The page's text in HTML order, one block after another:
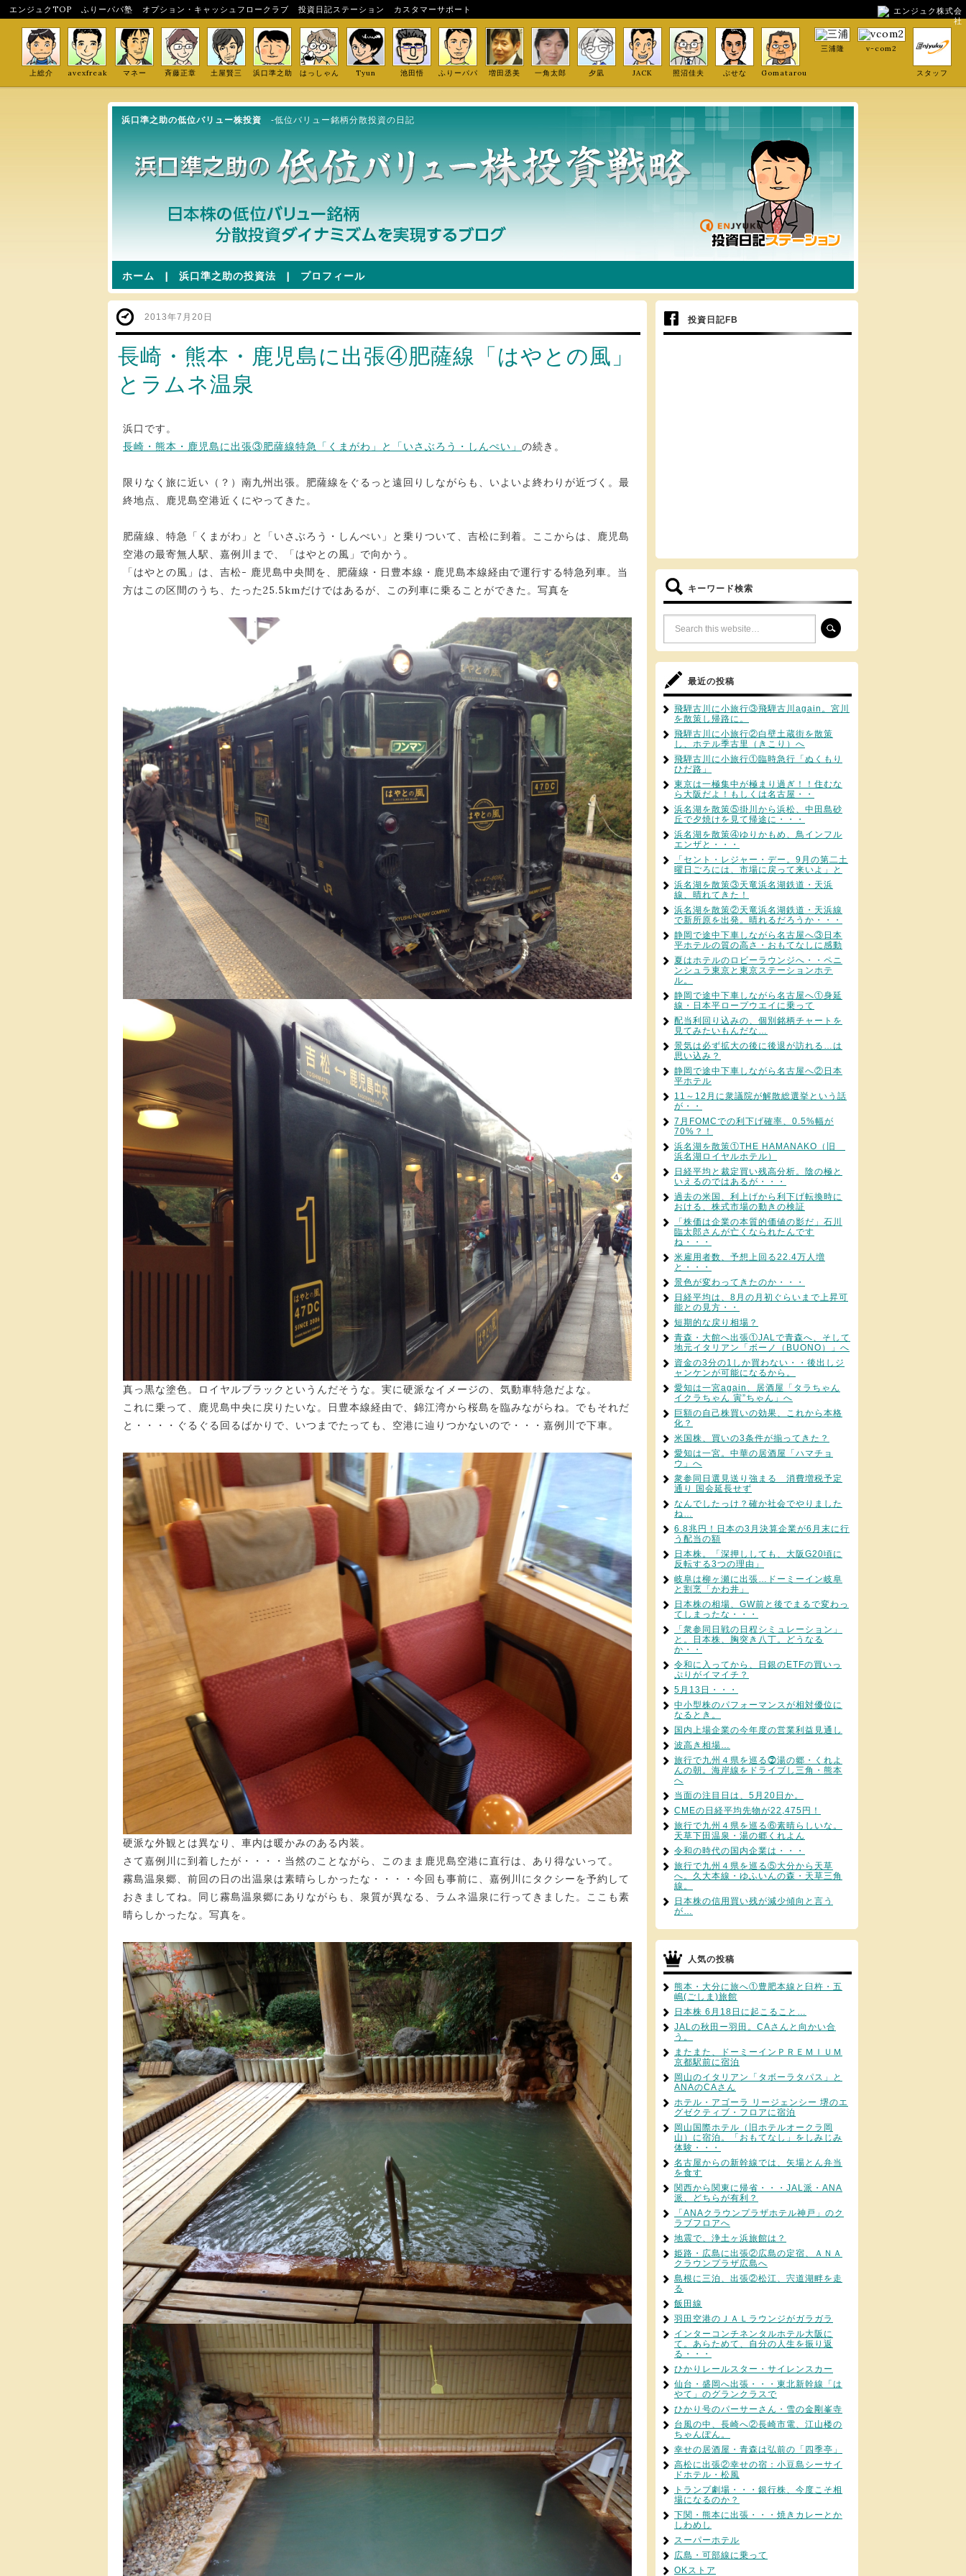
エンジュクTOP ふりーパパ塾 オプション・キャッシュフロークラブ 投資日記ステーション カスタマーサポート
エンジュク株式会
社
上総介 avexfreak マネー 斉藤正章 土屋賢三 浜口準之助 はっしゃん Tyun 池田悟 ふりーパパ 増田丞美 一角太郎 夕凪 JACK 照沼佳夫 ぶせな Gomatarou
三浦隆 v-com2
スタッフ
浜口準之助の低位バリュー株投資 -低位バリュー銘柄分散投資の日記
ホーム | 浜口準之助の投資法 | プロフィール
2013年7月20日
長崎・熊本・鹿児島に出張④肥薩線「はやとの風」
とラムネ温泉
浜口です。
長崎・熊本・鹿児島に出張③肥薩線特急「くまがわ」と「いさぶろう・しんぺい」 の続き。
限りなく旅に近い（？）南九州出張。肥薩線をぐるっと遠回りしながらも、いよいよ終わりが近づく。最
終地点、鹿児島空港近くにやってきた。
肥薩線、特急「くまがわ」と「いさぶろう・しんぺい」と乗りついて、吉松に到着。ここからは、鹿児島
空港の最寄無人駅、嘉例川まで、「はやとの風」で向かう。
「はやとの風」は、吉松- 鹿児島中央間を、肥薩線・日豊本線・鹿児島本線経由で運行する特急列車。当
方はこの区間のうち、たった25.5kmだけではあるが、この列車に乗ることができた。写真を
真っ黒な塗色。ロイヤルブラックというんだそうな。実に硬派なイメージの、気動車特急だよな。
これに乗って、鹿児島中央に戻りたいな。日豊本線経由で、錦江湾から桜島を臨みながらね。でもそれだ
と・・・・ぐるぐる回るばかりで、いつまでたっても、空港に辿りつかないので・・・嘉例川で下車。
硬派な外観とは異なり、車内は暖かみのある内装。
さて嘉例川に到着したが・・・・当然のことながら、このまま鹿児島空港に直行は、あり得ないって。
霧島温泉郷、前回の日の出温泉は素晴らしかったな・・・・今回も事前に、嘉例川にタクシーを予約して
おきましてね。同じ霧島温泉郷にありながらも、泉質が異なる、ラムネ温泉に行ってきました。ここも素
晴らしかったな。写真を。
投資日記FB
キーワード検索
最近の投稿
飛騨古川に小旅行③飛騨古川again。宮川
を散策し帰路に。
飛騨古川に小旅行②白壁土蔵街を散策
し、ホテル季古里（きこり）へ
飛騨古川に小旅行①臨時急行「ぬくもり
ひだ路」
東京は一極集中が極まり過ぎ！！住むな
ら大阪だよ！もしくは名古屋・・
浜名湖を散策⑤掛川から浜松、中田島砂
丘で夕焼けを見て帰途に・・・
浜名湖を散策④ゆりかもめ、鳥インフル
エンザと・・・
「セント・レジャー・デー。9月の第二土
曜日ごろには、市場に戻って来いよ」と
浜名湖を散策③天竜浜名湖鉄道・天浜
線、晴れてきた！
浜名湖を散策②天竜浜名湖鉄道・天浜線
で新所原を出発。晴れるだろうか・・・
静岡で途中下車しながら名古屋へ③日本
平ホテルの質の高さ・おもてなしに感動
夏はホテルのロビーラウンジへ・・ペニ
ンシュラ東京と東京ステーションホテ
ル。
静岡で途中下車しながら名古屋へ①身延
線・日本平ロープウエイに乗って
配当利回り込みの、個別銘柄チャートを
見てみたいもんだな…
景気は必ず拡大の後に後退が訪れる…は
思い込み？
静岡で途中下車しながら名古屋へ②日本
平ホテル
11～12月に衆議院が解散総選挙という話
が・・
7月FOMCでの利下げ確率、0.5%幅が
70%？！
浜名湖を散策①THE HAMANAKO（旧
浜名湖ロイヤルホテル）
日経平均と裁定買い残高分析。陰の極と
いえるのではあるが・・・
過去の米国、利上げから利下げ転換時に
おける、株式市場の動きの検証
「株価は企業の本質的価値の影だ」石川
臨太郎さんが亡くなられたんです
ね・・・
米雇用者数、予想上回る22.4万人増
と・・・
景色が変わってきたのか・・・
日経平均は、8月の月初ぐらいまで上昇可
能との見方・・
短期的な戻り相場？
青森・大館へ出張①JALで青森へ、そして
地元イタリアン「ボーノ（BUONO）」へ
資金の3分の1しか買わない・・後出しジ
ャンケンが可能になるから。
愛知は一宮again、居酒屋「タラちゃん
イクラちゃん 寅”ちゃん」へ
巨額の自己株買いの効果、これから本格
化？
米国株、買いの3条件が揃ってきた？
愛知は一宮。中華の居酒屋「ハマチョ
ウ」へ
衆参同日選見送り強まる 消費増税予定
通り 国会延長せず
なんでしたっけ？確か社会でやりました
ね…
6.8兆円！日本の3月決算企業が6月末に行
う配当の額
日本株。「深押ししても、大阪G20頃に
反転する3つの理由」
岐阜は柳ヶ瀬に出張…ドーミーイン岐阜
と割烹「かわ井」
日本株の相場、GW前と後でまるで変わっ
てしまったな・・・
「衆参同日戦の日程シミュレーション」
と。日本株、胸突き八丁。どうなる
か・・
令和に入ってから、日銀のETFの買いっ
ぷりがイマイチ？
5月13日・・・
中小型株のパフォーマンスが相対優位に
なるとき。
国内上場企業の今年度の営業利益見通し
波高き相場…
旅行で九州４県を巡る⓻湯の郷・くれよ
んの朝。海岸線をドライブし三角・熊本
へ
当面の注目日は、5月20日か。
CMEの日経平均先物が22,475円！
旅行で九州４県を巡る⑥素晴らしいな。
天草下田温泉・湯の郷くれよん
令和の時代の国内企業は・・・
旅行で九州４県を巡る⑤大分から天草
へ。久大本線・ゆふいんの森・天草三角
線。
日本株の信用買い残が減少傾向と言う
が…
人気の投稿
熊本・大分に旅へ①豊肥本線と臼杵・五
嶋(ごしま)旅館
日本株 6月18日に起こること…
JALの秋田ー羽田。CAさんと向かい合
う。
またまた、ドーミーインＰＲＥＭＩＵＭ
京都駅前に宿泊
岡山のイタリアン「タボーラタパス」と
ANAのCAさん
ホテル・アゴーラ リージェンシー 堺のエ
グゼクティブ・フロアに宿泊
岡山国際ホテル（旧ホテルオークラ岡
山）に宿泊。「おもてなし」をしみじみ
体験・・・
名古屋からの新幹線では、矢場とん弁当
を食す
関西から関東に帰省・・・JAL派・ANA
派、どちらが有利？
「ANAクラウンプラザホテル神戸」のク
ラブフロアへ
地震で、浄土ヶ浜旅館は？
姫路・広島に出張②広島の定宿、ＡＮＡ
クラウンプラザ広島へ
島根に三泊、出張②松江、宍道湖畔を走
る
飯田線
羽田空港のＪＡＬラウンジがガラガラ
インターコンチネンタルホテル大阪に
て。あらためて、自分の人生を振り返
る・・・
ひかりレールスター・サイレンスカー
仙台・盛岡へ出張・・・東北新幹線「は
やて」のグランクラスで
ひかり号のパーサーさん・雪の金剛峯寺
台風の中、長崎へ②長崎市電、江山楼の
ちゃんぽん。
幸せの居酒屋・青森は弘前の「四季亭」
高松に出張②幸せの宿：小豆島シーサイ
ドホテル・松風
トランプ劇場・・・銀行株、今度こそ相
場になるのか？
下関・熊本に出張・・・焼きカレーとか
しわめし
スーパーホテル
広島・可部線に乗って
OKストア